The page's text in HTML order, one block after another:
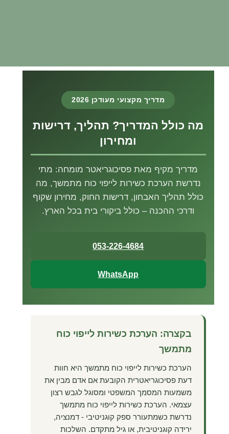
מדריך מקצועי מעודכן 2026
מה כולל המדריך? תהליך, דרישות
ומחירון
מדריך מקיף מאת פסיכוגריאטר מומחה: מתי
נדרשת הערכת כשירות לייפוי כוח מתמשך, מה
כולל תהליך האבחון, דרישות החוק, מחירון שקוף
ודרכי ההכנה – כולל ביקורי בית בכל הארץ.
053-226-4684
WhatsApp
בקצרה: הערכת כשירות לייפוי כוח
מתמשך
הערכת כשירות לייפוי כוח מתמשך היא חוות
דעת פסיכוגריאטרית הקובעת אם אדם מבין את
משמעות המסמך המשפטי ומסוגל לגבש רצון
עצמאי. הערכת כשירות לייפוי כוח מתמשך
נדרשת כשמתעורר ספק קוגניטיבי - דמנציה,
ירידה קוגניטיבית, או גיל מתקדם. השלכות